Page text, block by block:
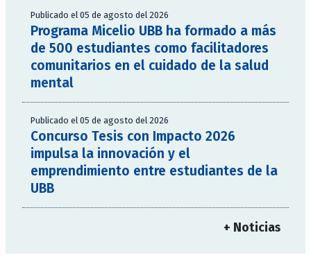
Publicado el 05 de agosto del 2026
Programa Micelio UBB ha formado a más
de 500 estudiantes como facilitadores
comunitarios en el cuidado de la salud
mental
Publicado el 05 de agosto del 2026
Concurso Tesis con Impacto 2026
impulsa la innovación y el
emprendimiento entre estudiantes de la
UBB
+ Noticias